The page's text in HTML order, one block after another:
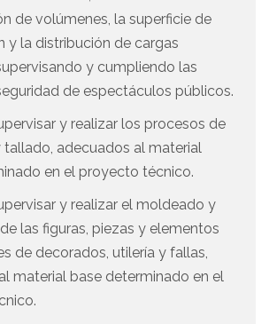
de volúmenes, la superficie de
y la distribución de cargas
y cumpliendo las
de espectáculos públicos.
y realizar los procesos de
adecuados al material
en el proyecto técnico.
y realizar el moldeado y
las figuras, piezas y elementos
de decorados, utilería y fallas,
material base determinado en el